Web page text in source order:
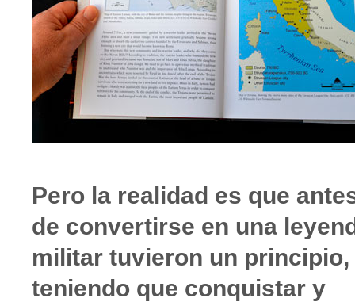
Pero la realidad es que
de convertirse en una
militar tuvieron un principio,
teniendo que conquistar y